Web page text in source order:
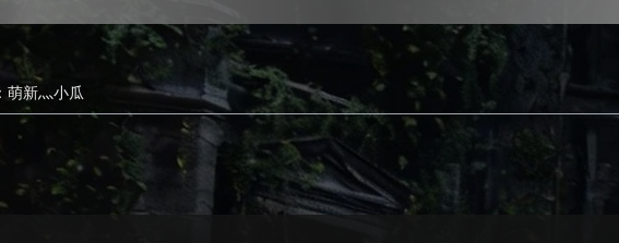
萌新灬小瓜